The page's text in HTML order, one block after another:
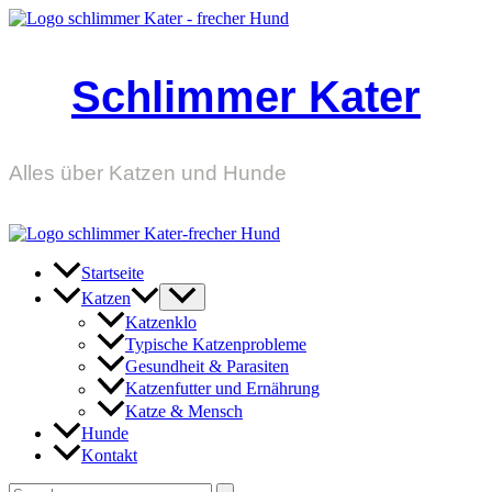
Zum
Schlimmer Kater
Alles über Katzen und Hunde
Startseite
Katzen
Katzenklo
Typische Katzenprobleme
Gesundheit & Parasiten
Katzenfutter und Ernährung
Katze & Mensch
Hunde
Kontakt